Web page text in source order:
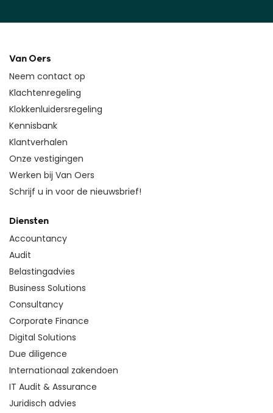
Van Oers
Neem contact op
Klachtenregeling
Klokkenluidersregeling
Kennisbank
Klantverhalen
Onze vestigingen
Werken bij Van Oers
Schrijf u in voor de nieuwsbrief!
Diensten
Accountancy
Audit
Belastingadvies
Business Solutions
Consultancy
Corporate Finance
Digital Solutions
Due diligence
Internationaal zakendoen
IT Audit & Assurance
Juridisch advies